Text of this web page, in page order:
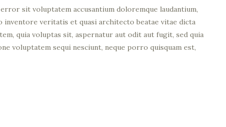
sit voluptatem accusantium doloremque laudantium,
inventore veritatis et quasi architecto beatae vitae dicta
quia voluptas sit, aspernatur aut odit aut fugit, sed quia
voluptatem sequi nesciunt, neque porro quisquam est,